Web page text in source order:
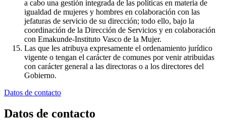
a cabo una gestión integrada de las políticas en materia de
igualdad de mujeres y hombres en colaboración con las
jefaturas de servicio de su dirección; todo ello, bajo la
coordinación de la Dirección de Servicios y en colaboración
con Emakunde-Instituto Vasco de la Mujer.
Las que les atribuya expresamente el ordenamiento jurídico
vigente o tengan el carácter de comunes por venir atribuidas
con carácter general a las directoras o a los directores del
Gobierno.
Datos de contacto
Datos de contacto